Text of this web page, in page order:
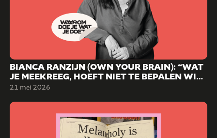
BIANCA RANZIJN (OWN YOUR BRAIN): “WAT
JE MEEKREEG, HOEFT NIET TE BEPALEN WIE
JE WORDT.”
21 mei 2026